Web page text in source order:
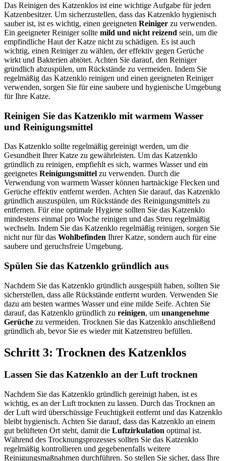
Das Reinigen des Katzenklos ist eine wichtige Aufgabe für jeden
Katzenbesitzer. Um sicherzustellen, dass das Katzenklo hygienisch
sauber ist, ist es wichtig, einen geeigneten Reiniger zu verwenden.
Ein geeigneter Reiniger sollte mild und nicht reizend sein, um die
empfindliche Haut der Katze nicht zu schädigen. Es ist auch
wichtig, einen Reiniger zu wählen, der effektiv gegen Gerüche
wirkt und Bakterien abtötet. Achten Sie darauf, den Reiniger
gründlich abzuspülen, um Rückstände zu vermeiden. Indem Sie
regelmäßig das Katzenklo reinigen und einen geeigneten Reiniger
verwenden, sorgen Sie für eine saubere und hygienische Umgebung
für Ihre Katze.
Reinigen Sie das Katzenklo mit warmem Wasser
und Reinigungsmittel
Das Katzenklo sollte regelmäßig gereinigt werden, um die
Gesundheit Ihrer Katze zu gewährleisten. Um das Katzenklo
gründlich zu reinigen, empfiehlt es sich, warmes Wasser und ein
geeignetes Reinigungsmittel zu verwenden. Durch die
Verwendung von warmem Wasser können hartnäckige Flecken und
Gerüche effektiv entfernt werden. Achten Sie darauf, das Katzenklo
gründlich auszuspülen, um Rückstände des Reinigungsmittels zu
entfernen. Für eine optimale Hygiene sollten Sie das Katzenklo
mindestens einmal pro Woche reinigen und das Streu regelmäßig
wechseln. Indem Sie das Katzenklo regelmäßig reinigen, sorgen Sie
nicht nur für das Wohlbefinden Ihrer Katze, sondern auch für eine
saubere und geruchsfreie Umgebung.
Spülen Sie das Katzenklo gründlich aus
Nachdem Sie das Katzenklo gründlich ausgespült haben, sollten Sie
sicherstellen, dass alle Rückstände entfernt wurden. Verwenden Sie
dazu am besten warmes Wasser und eine milde Seife. Achten Sie
darauf, das Katzenklo gründlich zu reinigen, um unangenehme
Gerüche zu vermeiden. Trocknen Sie das Katzenklo anschließend
gründlich ab, bevor Sie es wieder mit Katzenstreu befüllen.
Schritt 3: Trocknen des Katzenklos
Lassen Sie das Katzenklo an der Luft trocknen
Nachdem Sie das Katzenklo gründlich gereinigt haben, ist es
wichtig, es an der Luft trocknen zu lassen. Durch das Trocknen an
der Luft wird überschüssige Feuchtigkeit entfernt und das Katzenklo
bleibt hygienisch. Achten Sie darauf, dass das Katzenklo an einem
gut belüfteten Ort steht, damit die Luftzirkulation optimal ist.
Während des Trocknungsprozesses sollten Sie das Katzenklo
regelmäßig kontrollieren und gegebenenfalls weitere
Reinigungsmaßnahmen durchführen. So stellen Sie sicher, dass Ihre